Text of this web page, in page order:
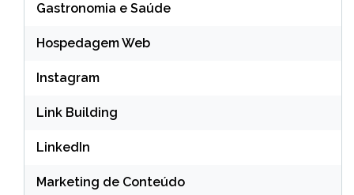
Gastronomia e Saúde
Hospedagem Web
Instagram
Link Building
LinkedIn
Marketing de Conteúdo